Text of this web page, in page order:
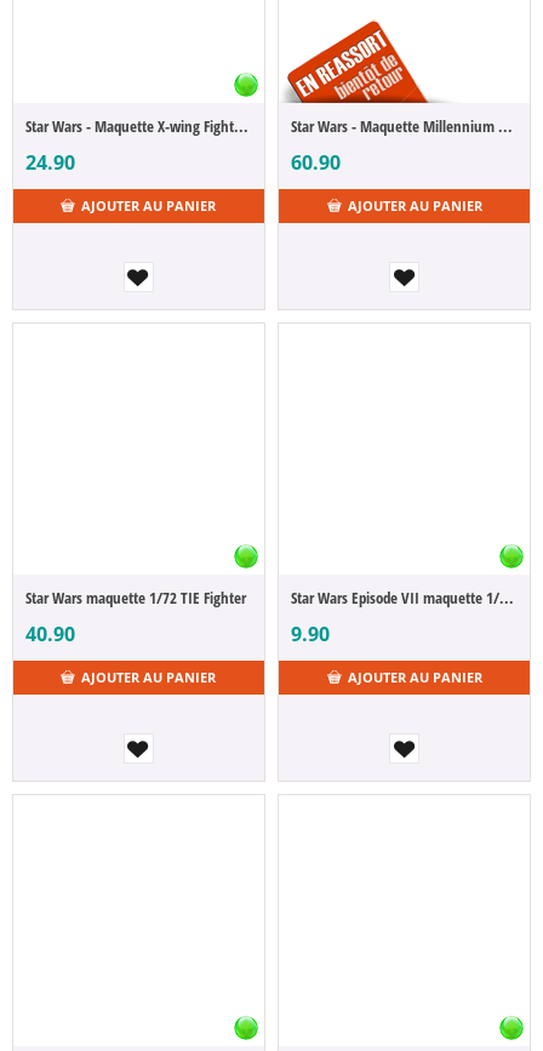
Star Wars - Maquette X-wing Fighter 1/57
24.90
AJOUTER AU PANIER
Star Wars - Maquette Millennium Falcon 1/72
60.90
AJOUTER AU PANIER
Star Wars maquette 1/72 TIE Fighter
40.90
AJOUTER AU PANIER
Star Wars Episode VII maquette 1/241 Millennium Falcon 10 cm
9.90
AJOUTER AU PANIER